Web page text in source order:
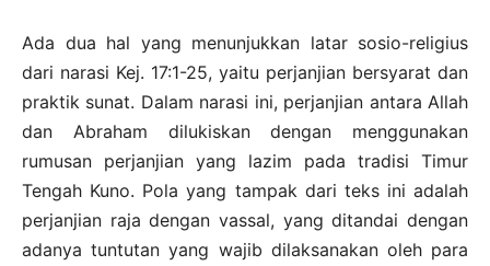
Ada dua hal yang menunjukkan latar sosio-religius
dari narasi Kej. 17:1-25, yaitu perjanjian bersyarat dan
praktik sunat. Dalam narasi ini, perjanjian antara Allah
dan Abraham dilukiskan dengan menggunakan
rumusan perjanjian yang lazim pada tradisi Timur
Tengah Kuno. Pola yang tampak dari teks ini adalah
perjanjian raja dengan vassal, yang ditandai dengan
adanya tuntutan yang wajib dilaksanakan oleh para